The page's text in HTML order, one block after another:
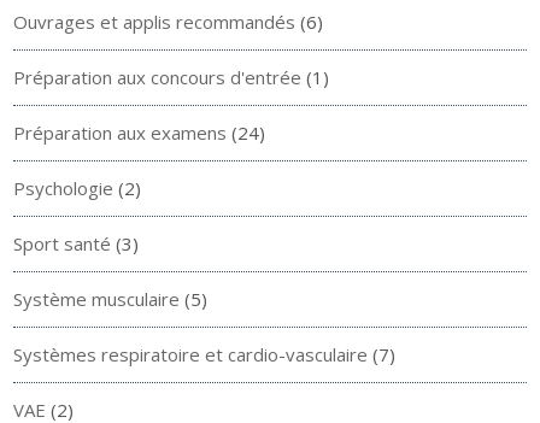
Ouvrages et applis recommandés (6)
Préparation aux concours d'entrée (1)
Préparation aux examens (24)
Psychologie (2)
Sport santé (3)
Système musculaire (5)
Systèmes respiratoire et cardio-vasculaire (7)
VAE (2)